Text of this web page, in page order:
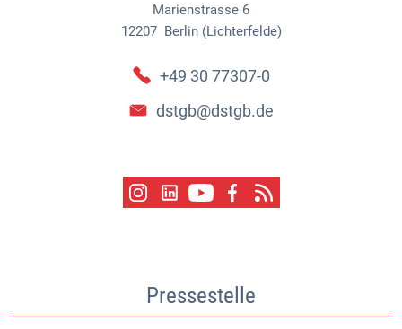
Marienstrasse 6
12207 Berlin (Lichterfelde)
+49 30 77307-0
dstgb@dstgb.de
Pressestelle